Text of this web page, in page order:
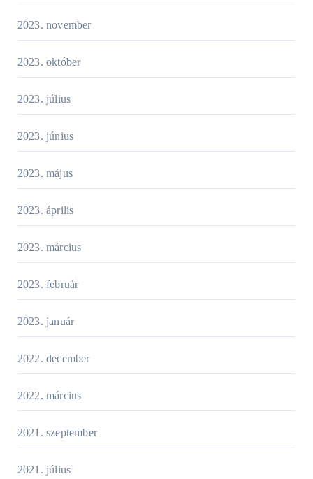
2023. november
2023. október
2023. július
2023. június
2023. május
2023. április
2023. március
2023. február
2023. január
2022. december
2022. március
2021. szeptember
2021. július